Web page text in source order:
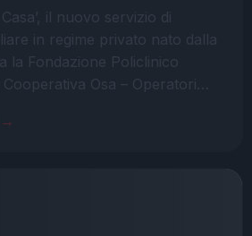
il nuovo servizio di
in regime privato nato dalla
la Fondazione Policlinico
Osa – Operatori…